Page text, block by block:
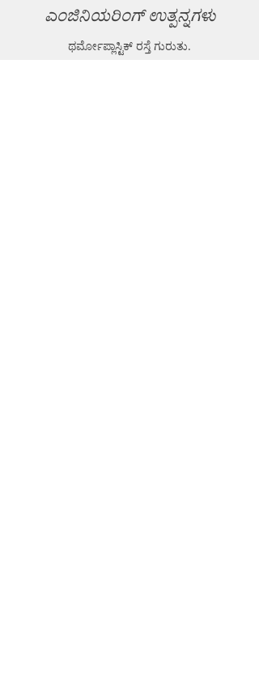
ಎಂಜಿನಿಯರಿಂಗ್ ಉತ್ಪನ್ನಗಳು
ಥರ್ಮೋಪ್ಲಾಸ್ಟಿಕ್ ರಸ್ತೆ ಗುರುತು.